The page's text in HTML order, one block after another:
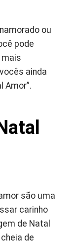
ou
pode
ainda
Amor”.
são uma
carinho
de Natal
de